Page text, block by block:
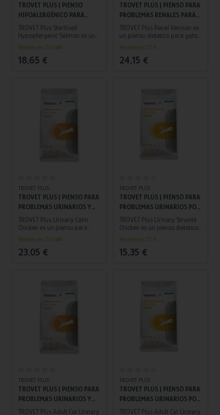
TROVET PLUS | PIENSO
HIPOALERGÉNICO PARA
GATOS ESTERILIZADOS |
SALMÓN 1,2 KG
TROVET Plus Sterilised
Hypoallergenic Salmon es un
pienso hipoalergénico para
gatos adultos esterilizados,
con salmón como única
fuente de proteína, ideal para
Recíbelo en 24/48h
18,65 €
TROVET PLUS | PIENSO PARA
PROBLEMAS RENALES PARA
GATO ADULTO | CIERVO 1,2
KG
TROVET Plus Renal Venison es
un pienso dietético para gatos
adultos con enfermedad renal,
formulado con venado como
fuente proteica y un contenido
controlado de fósforo y
Recíbelo en 72 h.
24,15 €
TROVET PLUS
TROVET PLUS | PIENSO PARA
PROBLEMAS URINARIOS Y
ESTRÉS PARA GATO ADULTO
| POLLO 1,2 KG
TROVET Plus Urinary Calm
Chicken es un pienso para
gatos adultos que combina el
control de problemas
urinarios (estruvita) con
apoyo contra el estrés,
Recíbelo en 24/48h
23,05 €
TROVET PLUS
TROVET PLUS | PIENSO PARA
PROBLEMAS URINARIOS POR
ESTRUVITA PARA GATO
ADULTO | POLLO 1,2 KG
TROVET Plus Urinary Struvite
Chicken es un pienso dietético
para gatos adultos diseñado
para disolver cálculos de
estruvita y prevenir su
formación, cuidando la salud
Recíbelo en 72 h.
15,35 €
TROVET PLUS
TROVET PLUS | PIENSO PARA
PROBLEMAS URINARIOS Y
ESTRÉS PARA GATO ADULTO
TROVET Plus Adult Cat Urinary
TROVET PLUS
TROVET PLUS | PIENSO PARA
PROBLEMAS URINARIOS POR
ESTRUVITA PARA GATO
TROVET Plus Adult Cat Urinary